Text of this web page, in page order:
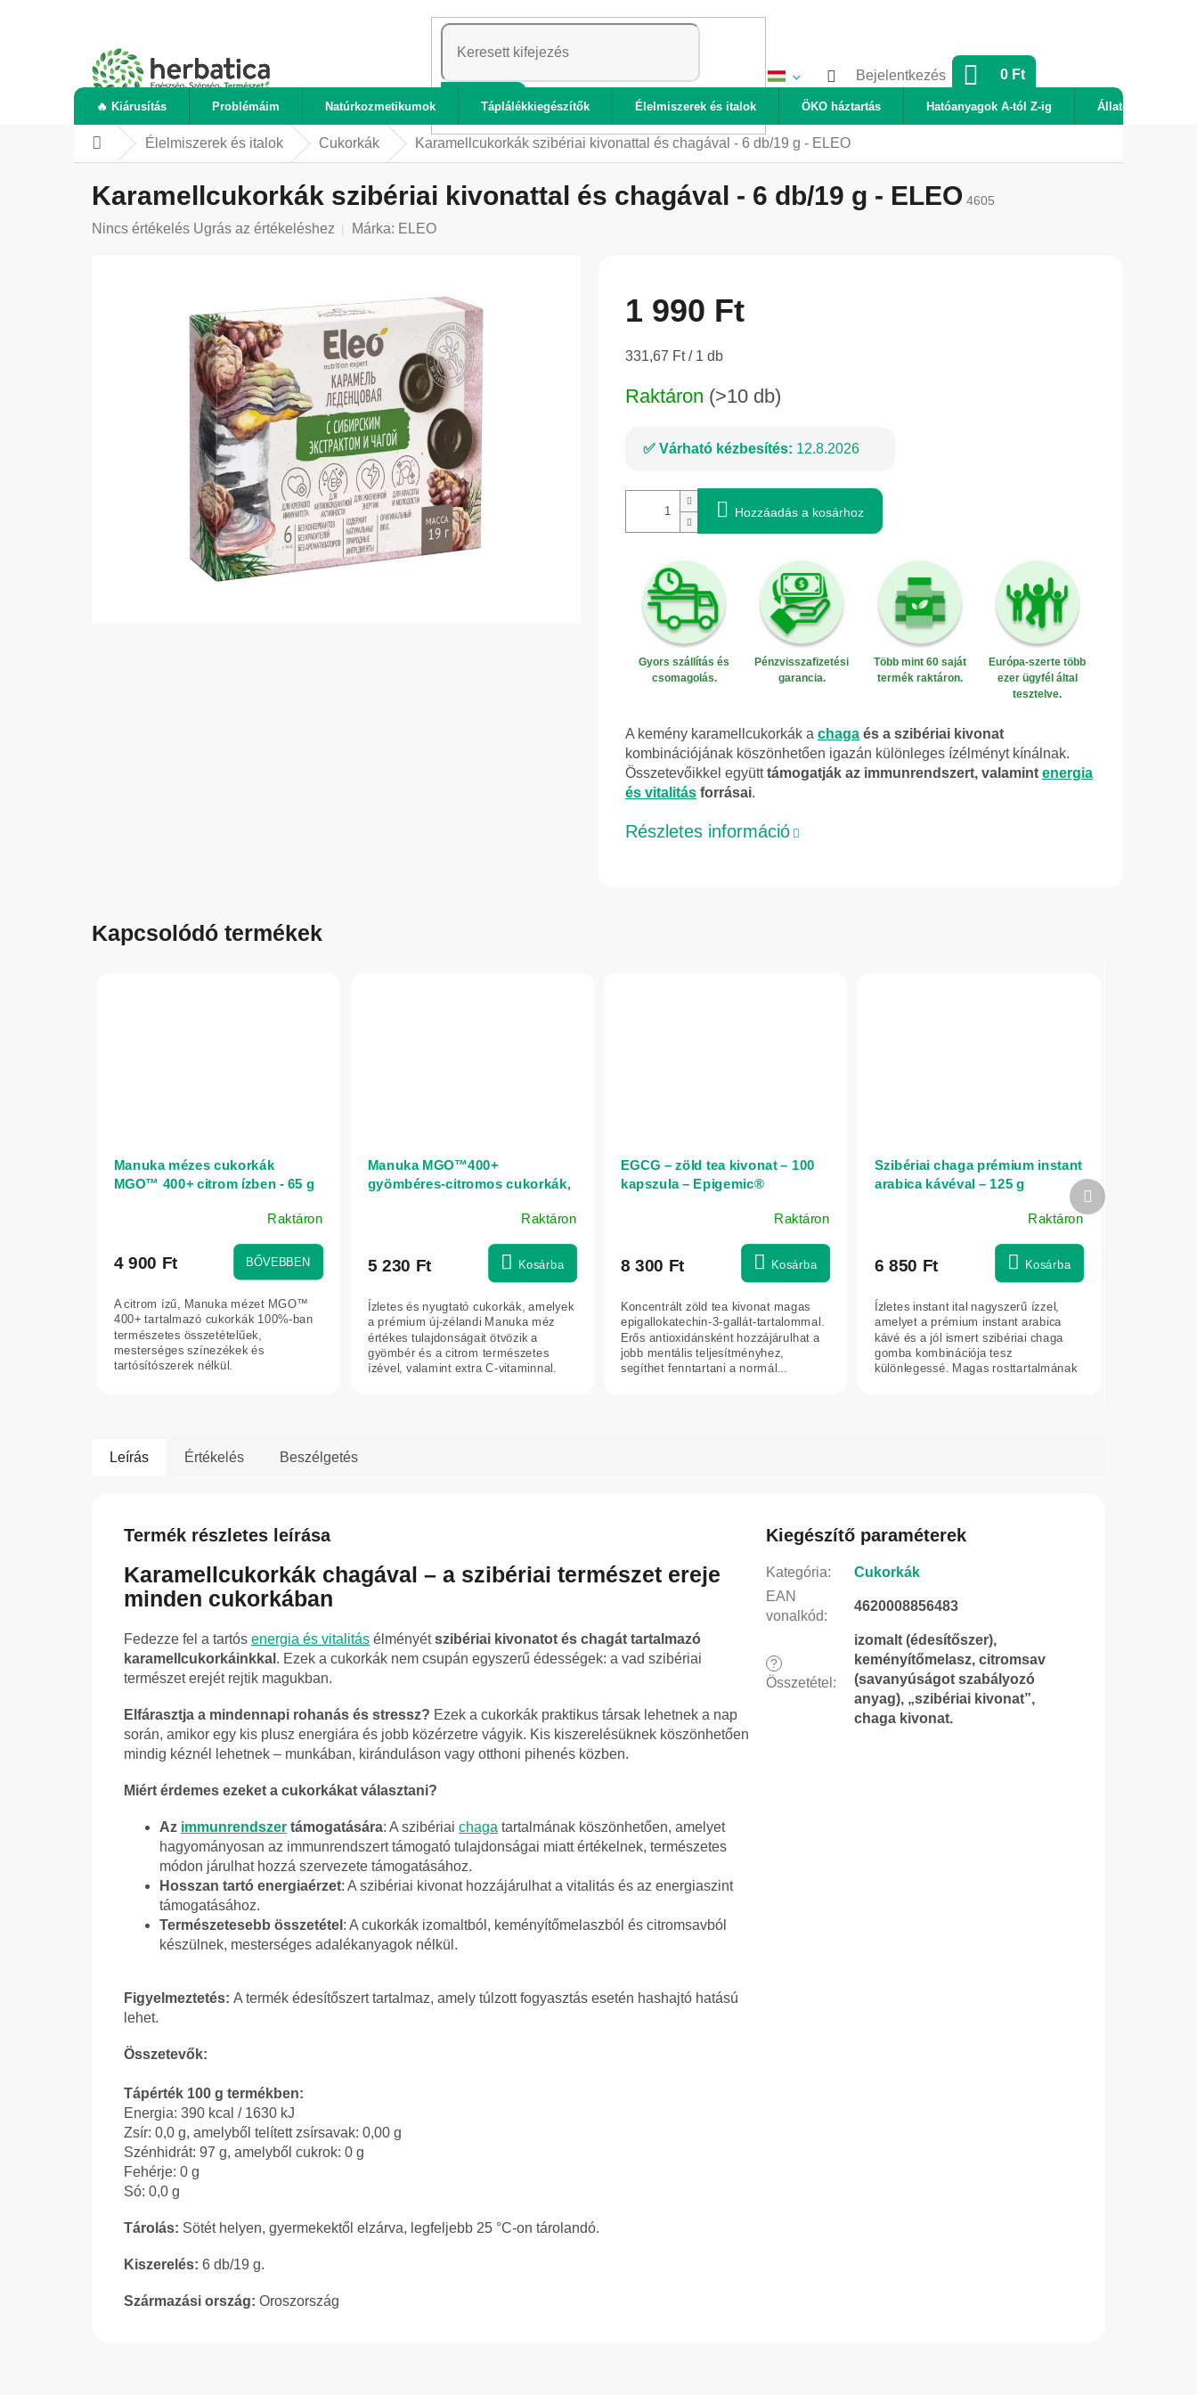
KERESÉS
Bejelentkezés KOSÁR
0 Ft
🔥 Kiárusítás Problémáim Natúrkozmetikumok Táplálékkiegészítők Élelmiszerek és italok ÖKO háztartás Hatóanyagok A-tól Z-ig Állatok
KezdőlapÉlelmiszerek és italok Cukorkák Karamellcukorkák szibériai kivonattal és chagával - 6 db/19 g - ELEO
Karamellcukorkák szibériai kivonattal és chagával - 6 db/19 g - ELEO 4605
A
Nincs értékelés Ugrás az értékeléshez Márka: ELEO
1 990 Ft
Egységár:
331,67 Ft / 1 db
Raktáron (>10 db)
Várható kézbesítés: 12.8.2026
Hozzáadás a kosárhoz
Gyors szállítás és
csomagolás.
Pénzvisszafizetési
garancia.
Több mint 60 saját
termék raktáron.
Európa-szerte több
ezer ügyfél által
tesztelve.
A kemény karamellcukorkák a chaga és a szibériai kivonat
kombinációjának köszönhetően igazán különleges ízélményt kínálnak.
Összetevőikkel együtttámogatják az immunrendszert, valamint energia
és vitalitás forrásai.
Részletes információ
Kapcsolódó termékek
Manuka mézes cukorkák
MGO™ 400+ citrom ízben - 65 g
Raktáron
4 900 Ft BŐVEBBEN
A citrom ízű, Manuka mézet MGO™
400+ tartalmazó cukorkák 100%-ban
természetes összetételűek,
mesterséges színezékek és
tartósítószerek nélkül.
Manuka MGO™400+
gyömbéres-citromos cukorkák,
Raktáron
5 230 Ft Kosárba
Ízletes és nyugtató cukorkák, amelyek
a prémium új-zélandi Manuka méz
értékes tulajdonságait ötvözik a
gyömbér és a citrom természetes
ízével, valamint extra C-vitaminnal.
EGCG – zöld tea kivonat – 100
kapszula – Epigemic®
Raktáron
8 300 Ft Kosárba
Koncentrált zöld tea kivonat magas
epigallokatechin-3-gallát-tartalommal.
Erős antioxidánsként hozzájárulhat a
jobb mentális teljesítményhez,
segíthet fenntartani a normál...
Szibériai chaga prémium instant
arabica kávéval – 125 g
Raktáron
6 850 Ft Kosárba
Ízletes instant ital nagyszerű ízzel,
amelyet a prémium instant arabica
kávé és a jól ismert szibériai chaga
gomba kombinációja tesz
különlegessé. Magas rosttartalmának
Következő
termék
Leírás Értékelés Beszélgetés
Termék részletes leírása
Karamellcukorkák chagával – a szibériai természet ereje
minden cukorkában
Fedezze fel a tartós energia és vitalitás élményétszibériai kivonatot és chagát tartalmazó
karamellcukorkáinkkal . Ezek a cukorkák nem csupán egyszerű édességek: a vad szibériai
természet erejét rejtik magukban.
Elfárasztja a mindennapi rohanás és stressz? Ezek a cukorkák praktikus társak lehetnek a nap
során, amikor egy kis plusz energiára és jobb közérzetre vágyik. Kis kiszerelésüknek köszönhetően
mindig kéznél lehetnek – munkában, kiránduláson vagy otthoni pihenés közben.
Miért érdemes ezeket a cukorkákat választani?
Az immunrendszer támogatására: A szibériai chaga tartalmának köszönhetően, amelyet
hagyományosan az immunrendszert támogató tulajdonságai miatt értékelnek, természetes
módon járulhat hozzá szervezete támogatásához.
Hosszan tartó energiaérzet: A szibériai kivonat hozzájárulhat a vitalitás és az energiaszint
támogatásához.
Természetesebb összetétel : A cukorkák izomaltból, keményítőmelaszból és citromsavból
készülnek, mesterséges adalékanyagok nélkül.
Figyelmeztetés: A termék édesítőszert tartalmaz, amely túlzott fogyasztás esetén hashajtó hatású
lehet.
Összetevők:
Tápérték 100 g termékben:
Energia: 390 kcal / 1630 kJ
Zsír: 0,0 g, amelyből telített zsírsavak: 0,00 g
Szénhidrát: 97 g, amelyből cukrok: 0 g
Fehérje: 0 g
Só: 0,0 g
Tárolás: Sötét helyen, gyermekektől elzárva, legfeljebb 25 °C-on tárolandó.
Kiszerelés: 6 db/19 g.
Származási ország: Oroszország
Kiegészítő paraméterek
Kategória:
Cukorkák
EAN
vonalkód:
4620008856483
?
Összetétel :
izomalt (édesítőszer),
keményítőmelasz, citromsav
(savanyúságot szabályozó
anyag), „szibériai kivonat”,
chaga kivonat.